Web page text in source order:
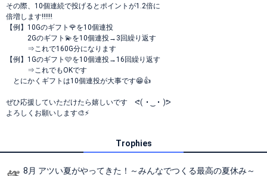
その際、10個連続で投げるとポイントが1.2倍に
倍増します‼‼‼
【例】10Gのギフト🌹を10個連投
2Gのギフト💫を10個連投→3回繰り返す
⇒これで160G分になります
【例】1Gのギフト🩷を10個連投→16回繰り返す
⇒これでもOKです
とにかくギフトは10個連投が大事です😁👍
ぜひ応援していただけたら嬉しいです ᕙ⁠(⁠ ⁠ ⁠•⁠ ⁠‿⁠ ⁠•⁠ ⁠ ⁠)⁠ᕗ
よろしくお願いします🎨⚡
Trophies
8月 アツい夏がやってきた！～みんなでつくる最高の夏休み～